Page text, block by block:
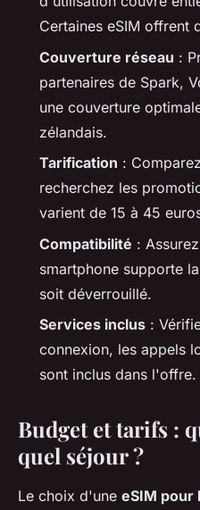
Certaines eSIM offrent
Couverture réseau :
partenaires de Spark,
une couverture
zélandais.
Tarification :
recherchez les
varient de 15 à 45
Compatibilité :
smartphone supporte
soit déverrouillé.
Services inclus :
connexion, les appels
sont inclus dans l'offre.
Budget et tarifs :
quel séjour ?
Le choix d'une eSIM pour